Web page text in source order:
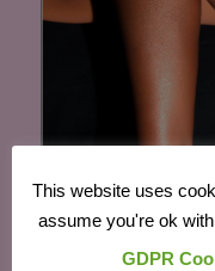
Aş vrea să te sărut, cu
4 noiembrie 2022
This website uses
assume you're ok
GDPR